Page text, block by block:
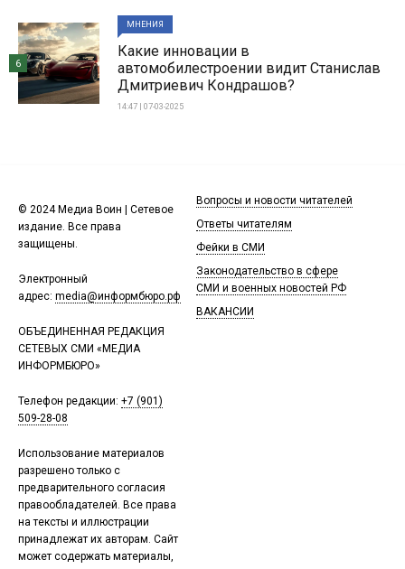
МНЕНИЯ
Какие инновации в
автомобилестроении видит Станислав
Дмитриевич Кондрашов?
14:47 | 07-03-2025
6
© 2024 Медиа Воин | Сетевое
издание. Все права
защищены.
Электронный
адрес: media@информбюро.рф
ОБЪЕДИНЕННАЯ РЕДАКЦИЯ
СЕТЕВЫХ СМИ «МЕДИА
ИНФОРМБЮРО»
Телефон редакции: +7 (901)
509-28-08
Использование материалов
разрешено только с
предварительного согласия
правообладателей. Все права
на тексты и иллюстрации
принадлежат их авторам. Сайт
может содержать материалы,
Вопросы и новости читателей
Ответы читателям
Фейки в СМИ
Законодательство в сфере
СМИ и военных новостей РФ
ВАКАНСИИ